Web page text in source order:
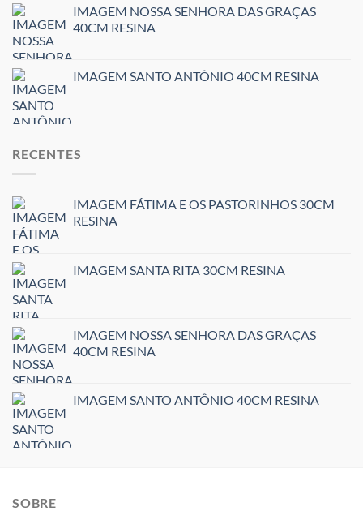
IMAGEM NOSSA SENHORA DAS GRAÇAS
40CM RESINA
IMAGEM SANTO ANTÔNIO 40CM RESINA
RECENTES
IMAGEM FÁTIMA E OS PASTORINHOS 30CM
RESINA
IMAGEM SANTA RITA 30CM RESINA
IMAGEM NOSSA SENHORA DAS GRAÇAS
40CM RESINA
IMAGEM SANTO ANTÔNIO 40CM RESINA
SOBRE